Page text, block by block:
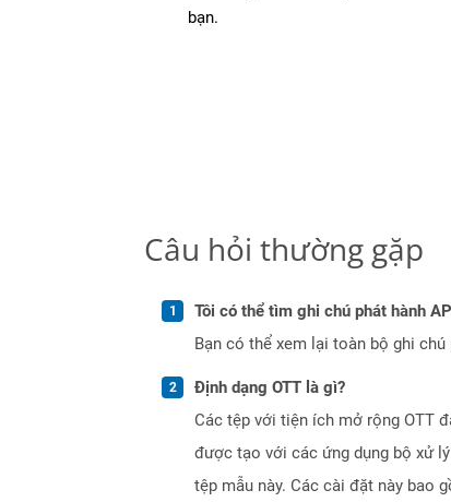
bạn.
Câu hỏi thường gặp
Tôi có thể tìm ghi chú phát hành
Bạn có thể xem lại toàn bộ ghi chú
Định dạng OTT là gì?
Các tệp với tiện ích mở rộng OTT
được tạo với các ứng dụng bộ xử
tệp mẫu này. Các cài đặt này bao